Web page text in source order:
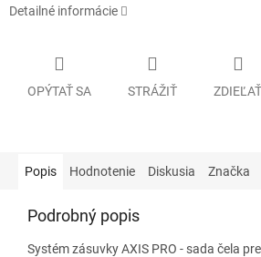
Detailné informácie
OPÝTAŤ SA STRÁŽIŤ ZDIEĽAŤ
Popis Hodnotenie Diskusia Značka
Podrobný popis
Systém zásuvky AXIS PRO - sada čela